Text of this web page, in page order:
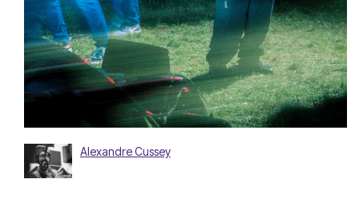
Alexandre Cussey